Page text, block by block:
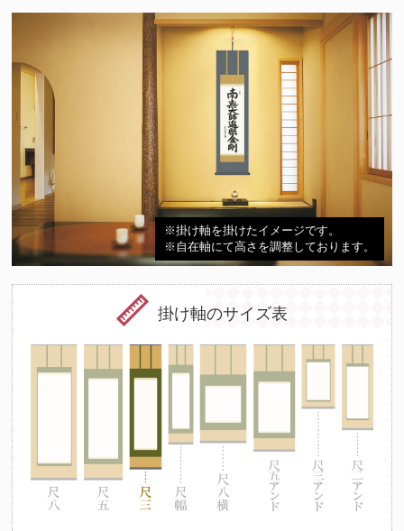
※掛け軸を掛けたイメージです。
※自在軸にて高さを調整しております。
掛け軸のサイズ表